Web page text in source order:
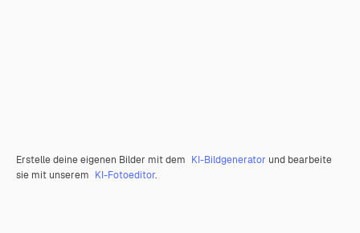
Erstelle deine eigenen Bilder mit dem KI-Bildgenerator und bearbeite
sie mit unserem KI-Fotoeditor.